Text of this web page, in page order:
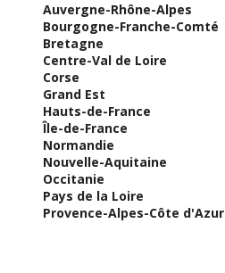
Auvergne-Rhône-Alpes
Bourgogne-Franche-Comté
Bretagne
Centre-Val de Loire
Corse
Grand Est
Hauts-de-France
Île-de-France
Normandie
Nouvelle-Aquitaine
Occitanie
Pays de la Loire
Provence-Alpes-Côte d'Azur